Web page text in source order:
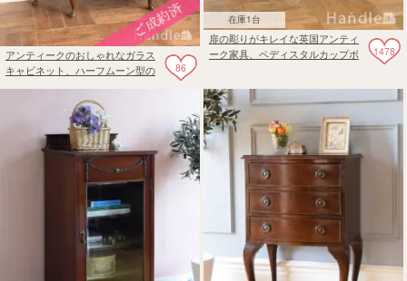
86
アンティークのおしゃれなガラス
キャビネット、ハーフムーン型の
ショーケース
在庫1台
1478
扉の彫りがキレイな英国アンティ
ーク家具、ペディスタルカップボ